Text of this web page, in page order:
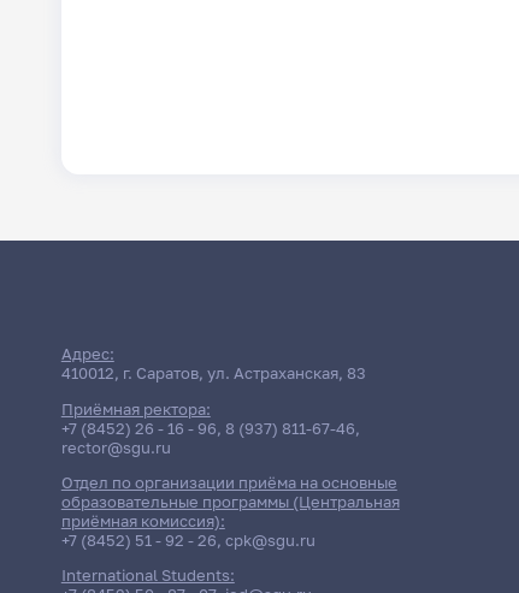
Адрес:
410012, г. Саратов, ул. Астраханская, 83
Приёмная ректора:
+7 (8452) 26 - 16 - 96, 8 (937) 811-67-46,
rector@sgu.ru
Отдел по организации приёма на основные
образовательные программы (Центральная
приёмная комиссия):
+7 (8452) 51 - 92 - 26, cpk@sgu.ru
International Students: